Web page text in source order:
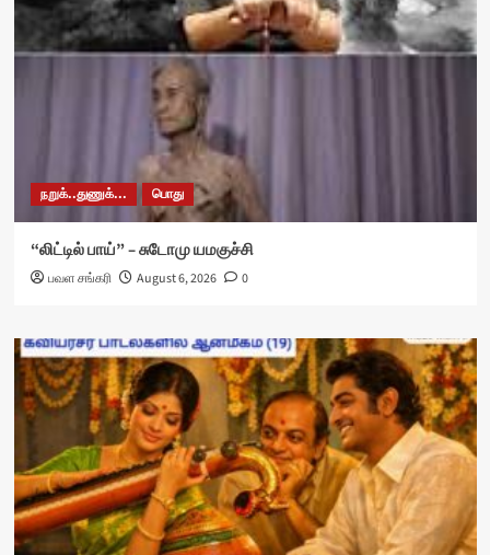
நறுக்..துணுக்... பொது
“லிட்டில் பாய்” – சுடோமு யமகுச்சி
பவள சங்கரி August 6, 2026 0